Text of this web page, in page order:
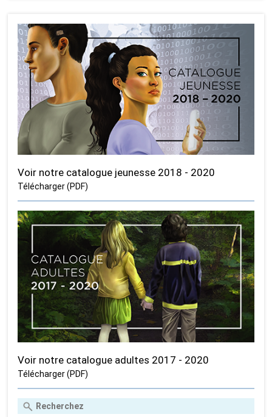
Voir notre catalogue jeunesse 2018 - 2020
Télécharger (PDF)
Voir notre catalogue adultes 2017 - 2020
Télécharger (PDF)